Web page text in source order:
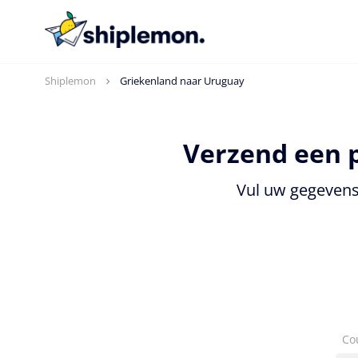
Shiplemon Griekenland naar Uruguay
Verzend
Vul uw